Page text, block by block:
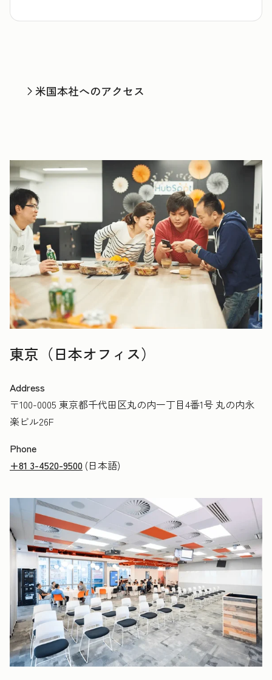
米国本社へのアクセス
東京（日本オフィス）
Address
〒100-0005 東京都千代田区丸の内一丁目4番1号 丸の内永
楽ビル26F
Phone
+81 3-4520-9500 (日本語)